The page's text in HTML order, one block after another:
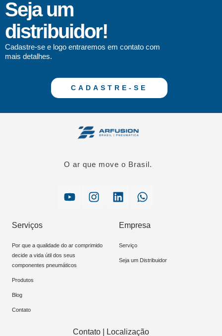
Seja um
distribuidor!
Cadastre-se e logo entraremos em contato com
mais detalhes.
CADASTRE-SE
O ar que move o Brasil.
Serviços
Por que a qualidade do ar comprimido
decide a vida útil dos seus
componentes pneumáticos
Produtos
Blog
Contato
Empresa
Serviço
Seja um Distribuidor
Contato | Localização